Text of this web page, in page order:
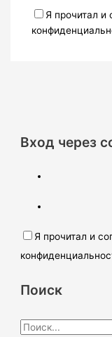
Я прочитал и
Вход через
Я прочитал и
Поиск
П